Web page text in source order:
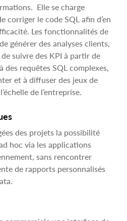
Elle se charge
corriger le code SQL afin d’en
Les fonctionnalités de
générer des analyses clients,
suivre des KPI à partir de
des requêtes SQL complexes,
et à diffuser des jeux de
de l’entreprise.
des projets la possibilité
hoc via les applications
sans rencontrer
de rapports personnalisés